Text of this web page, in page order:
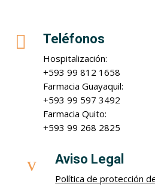
 Teléfonos
Hospitalización:
+593 99 812 1658
Farmacia Guayaquil:
+593 99 597 3492
Farmacia Quito:
+593 99 268 2825
v Aviso Legal
Política de protección